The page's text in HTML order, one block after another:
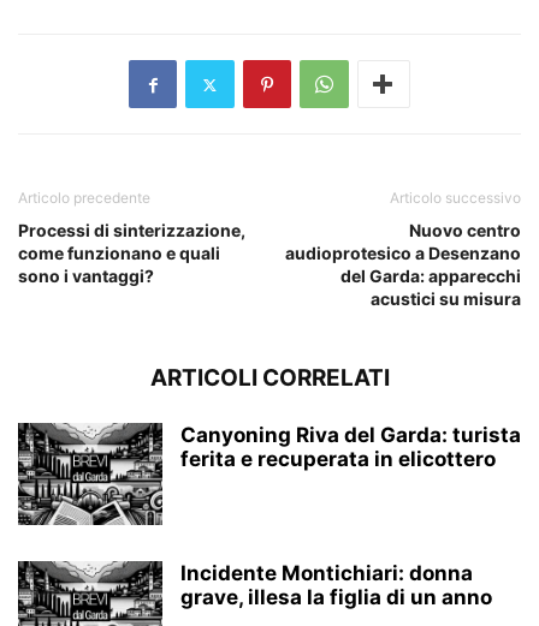
Articolo precedente
Processi di sinterizzazione,
come funzionano e quali
sono i vantaggi?
Articolo successivo
Nuovo centro
audioprotesico a Desenzano
del Garda: apparecchi
acustici su misura
ARTICOLI CORRELATI
Canyoning Riva del Garda: turista
ferita e recuperata in elicottero
Incidente Montichiari: donna
grave, illesa la figlia di un anno